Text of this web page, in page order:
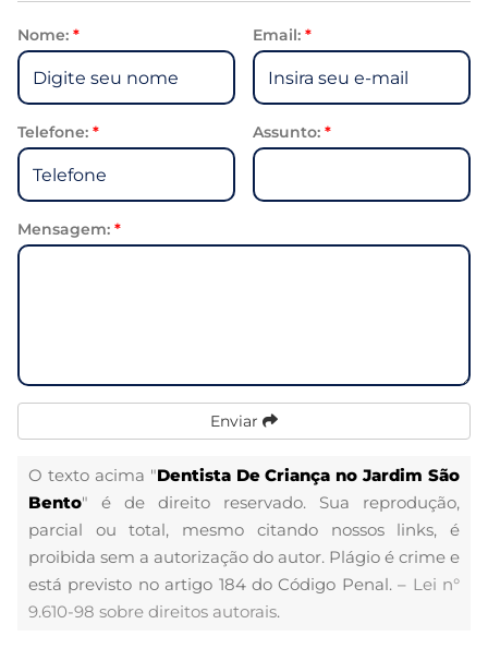
Nome: * Email: *
Telefone: * Assunto: *
Mensagem: *
Enviar
O texto acima "Dentista De Criança no Jardim São
Bento" é de direito reservado. Sua reprodução,
parcial ou total, mesmo citando nossos links, é
proibida sem a autorização do autor. Plágio é crime e
está previsto no artigo 184 do Código Penal. – Lei n°
9.610-98 sobre direitos autorais.